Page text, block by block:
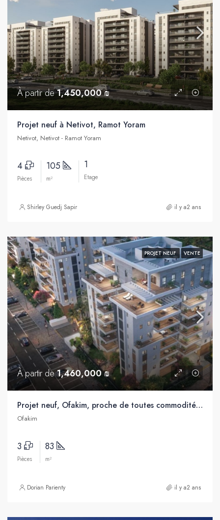
À partir de1,450,000 ₪
Projet neuf à Netivot, Ramot Yoram
Netivot, Netivot - Ramot Yoram
4
Pièces
105
m²
1
Etage
Shirley Guedj Sapir il y a2 ans
PROJET NEUF VENTE
À partir de1,460,000 ₪
Projet neuf, Ofakim, proche de toutes commodités et de la station de train
Ofakim
3
Pièces
83
m²
Dorian Parienty il y a2 ans